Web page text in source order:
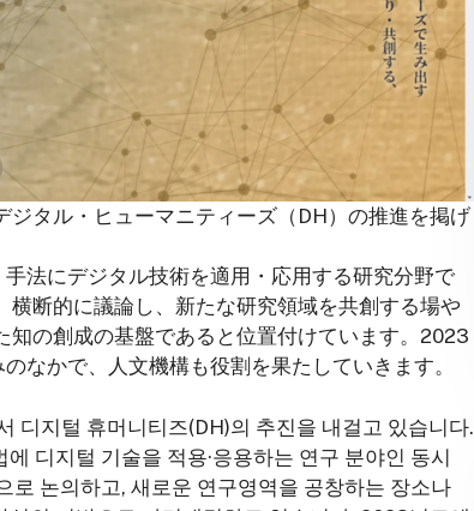
タル・ヒューマニティーズ（DH）の推進を掲げ
法にデジタル技術を適用・応用する研究分野で
断的に議論し、新たな研究領域を共創する場や
の創成の基盤であると位置付けています。2023
なかで、人文機構も役割を果たしていきます。
디지털 휴머니티즈(DH)의 추진을 내걸고 있습니다.
디지털 기술을 적용·응용하는 연구 분야인 동시
로 논의하고, 새로운 연구영역을 공창하는 장소나